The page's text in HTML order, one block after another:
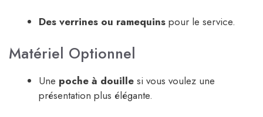
Des verrines ou ramequins pour le service.
Matériel Optionnel
Une poche à douille si vous voulez une
présentation plus élégante.